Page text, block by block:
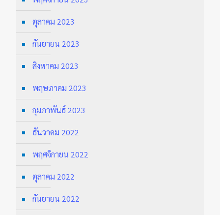
ตุลาคม 2023
กันยายน 2023
สิงหาคม 2023
พฤษภาคม 2023
กุมภาพันธ์ 2023
ธันวาคม 2022
พฤศจิกายน 2022
ตุลาคม 2022
กันยายน 2022